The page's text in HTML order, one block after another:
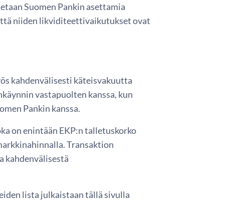
Suomen Pankin asettamia
niiden likviditeettivaikutukset ovat
kahdenvälisesti käteisvakuutta
vastapuolten kanssa, kun
Pankin kanssa.
on enintään EKP:n talletuskorko
Transaktion
kahdenvälisestä
lista julkaistaan tällä sivulla